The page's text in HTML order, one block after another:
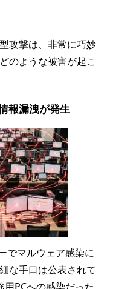
攻撃は、非常に巧妙
のような被害が起こ
報漏洩が発生
でマルウェア感染に
な手口は公表されて